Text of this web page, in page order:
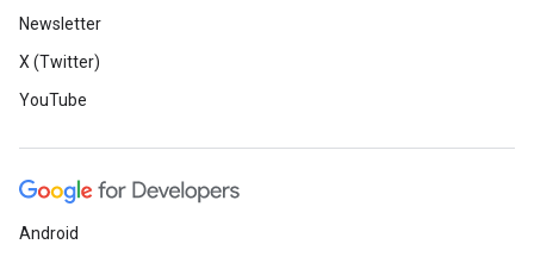
Newsletter
X (Twitter)
YouTube
Android